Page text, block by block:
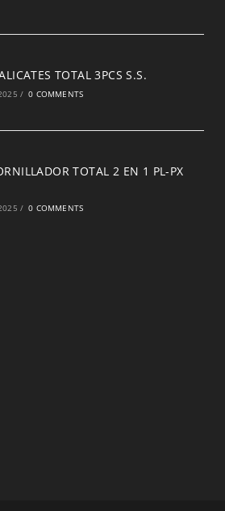
TOTAL 3PCS S.S.
/ 0 COMMENTS
TOTAL 2 EN 1 PL-PX
/ 0 COMMENTS